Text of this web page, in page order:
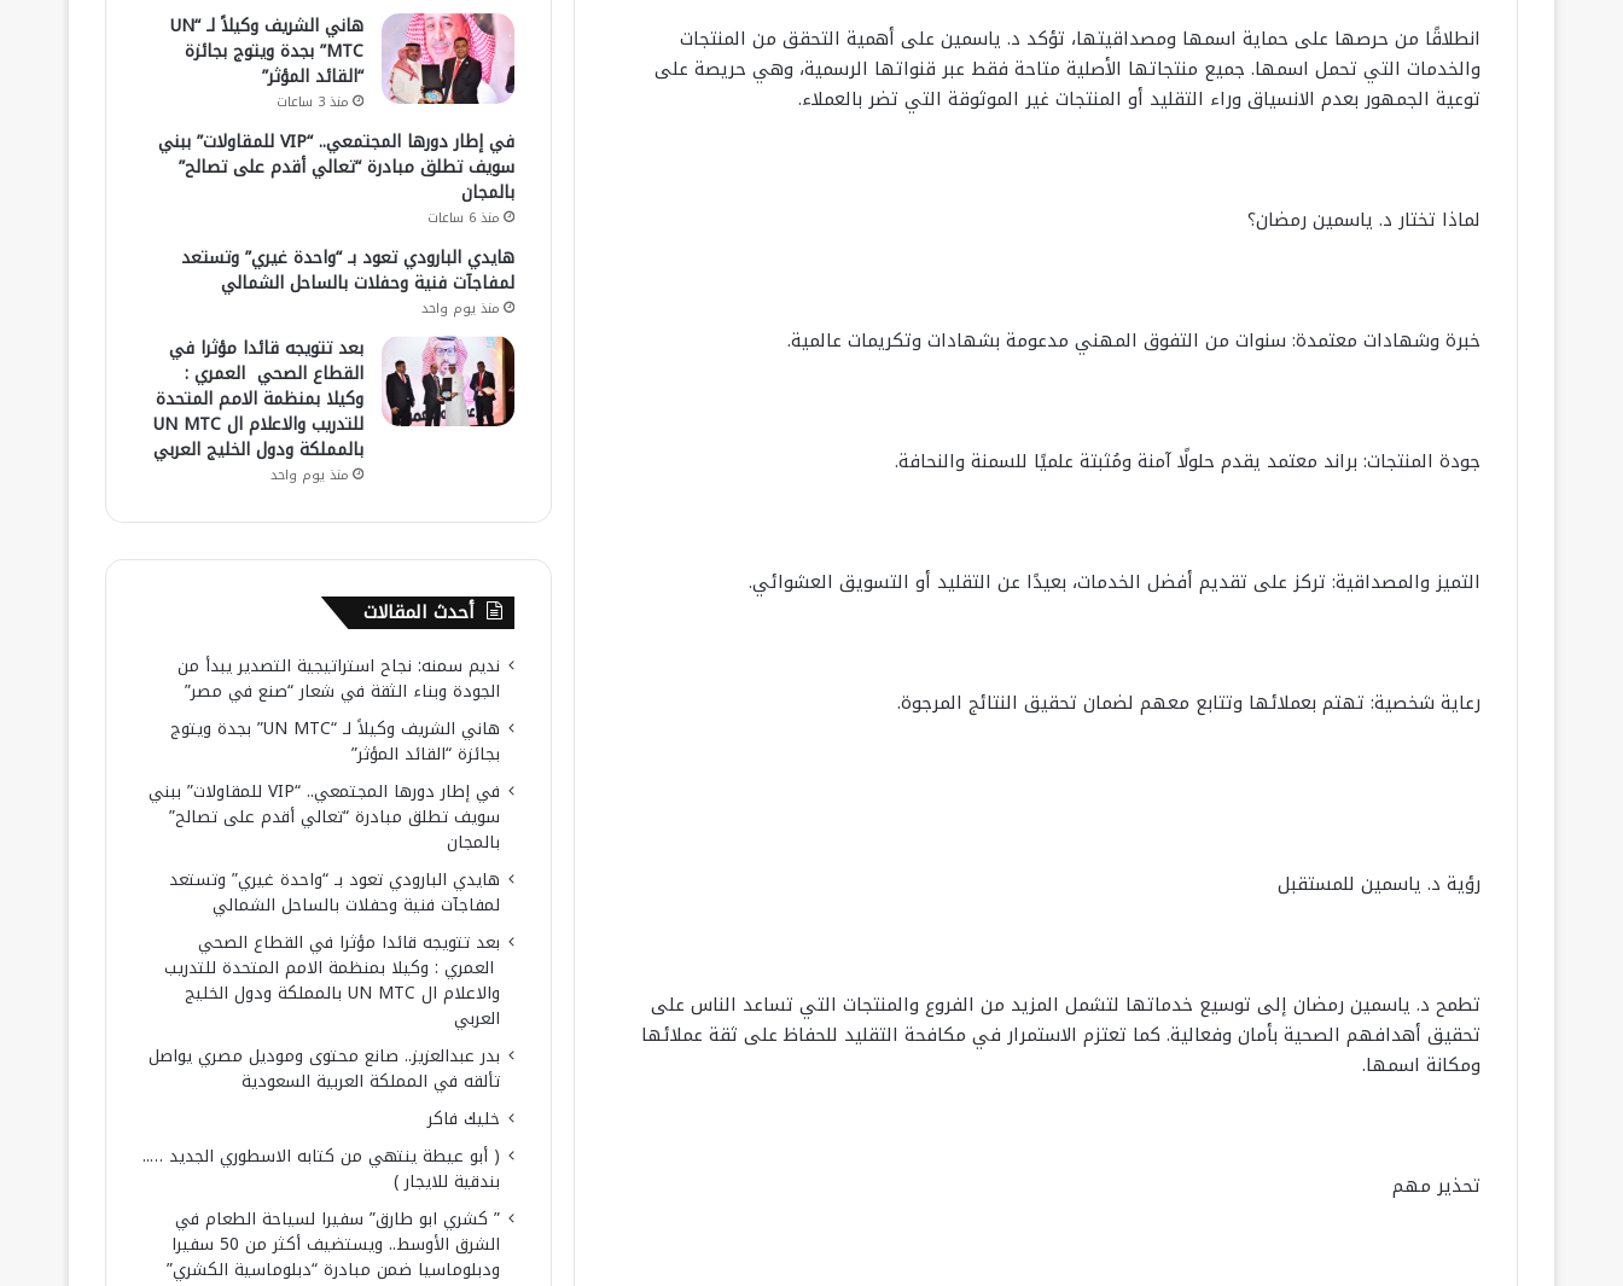
انطلاقًا من حرصها على حماية اسمها ومصداقيتها، تؤكد د. ياسمين على أهمية التحقق من المنتجات
والخدمات التي تحمل اسمها. جميع منتجاتها الأصلية متاحة فقط عبر قنواتها الرسمية، وهي حريصة على
توعية الجمهور بعدم الانسياق وراء التقليد أو المنتجات غير الموثوقة التي تضر بالعملاء.
لماذا تختار د. ياسمين رمضان؟
خبرة وشهادات معتمدة: سنوات من التفوق المهني مدعومة بشهادات وتكريمات عالمية.
جودة المنتجات: براند معتمد يقدم حلولًا آمنة ومُثبتة علميًا للسمنة والنحافة.
التميز والمصداقية: تركز على تقديم أفضل الخدمات، بعيدًا عن التقليد أو التسويق العشوائي.
رعاية شخصية: تهتم بعملائها وتتابع معهم لضمان تحقيق النتائج المرجوة.
رؤية د. ياسمين للمستقبل
تطمح د. ياسمين رمضان إلى توسيع خدماتها لتشمل المزيد من الفروع والمنتجات التي تساعد الناس على
تحقيق أهدافهم الصحية بأمان وفعالية. كما تعتزم الاستمرار في مكافحة التقليد للحفاظ على ثقة عملائها
ومكانة اسمها.
تحذير مهم
هاني الشريف وكيلاً لـ “UN
MTC” بجدة ويتوج بجائزة
“القائد المؤثر”
منذ 3 ساعات
في إطار دورها المجتمعي.. “VIP للمقاولات” ببني
سويف تطلق مبادرة “تعالي أقدم على تصالح”
بالمجان
منذ 6 ساعات
هايدي البارودي تعود بـ “واحدة غيري” وتستعد
لمفاجآت فنية وحفلات بالساحل الشمالي
منذ يوم واحد
بعد تتويجه قائدا مؤثرا في
القطاع الصحي العمري :
وكيلا بمنظمة الامم المتحدة
للتدريب والاعلام ال UN MTC
بالمملكة ودول الخليج العربي
منذ يوم واحد
أحدث المقالات
نديم سمنه: نجاح استراتيجية التصدير يبدأ من
الجودة وبناء الثقة في شعار “صنع في مصر”
هاني الشريف وكيلاً لـ “UN MTC” بجدة ويتوج
بجائزة “القائد المؤثر”
في إطار دورها المجتمعي.. “VIP للمقاولات” ببني
سويف تطلق مبادرة “تعالي أقدم على تصالح”
بالمجان
هايدي البارودي تعود بـ “واحدة غيري” وتستعد
لمفاجآت فنية وحفلات بالساحل الشمالي
بعد تتويجه قائدا مؤثرا في القطاع الصحي
العمري : وكيلا بمنظمة الامم المتحدة للتدريب
والاعلام ال UN MTC بالمملكة ودول الخليج
العربي
بدر عبدالعزيز.. صانع محتوى وموديل مصري يواصل
تألقه في المملكة العربية السعودية
خليك فاكر
( أبو عيطة ينتهي من كتابه الاسطوري الجديد …..
بندقية للايجار )
” كشري ابو طارق” سفيرا لسياحة الطعام في
الشرق الأوسط.. ويستضيف أكثر من 50 سفيرا
ودبلوماسيا ضمن مبادرة “دبلوماسية الكشري”